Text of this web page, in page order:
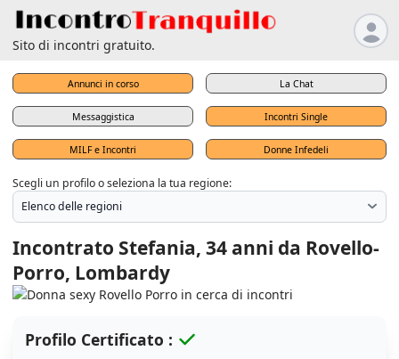
Sito di incontri gratuito.
Annunci in corso La Chat
Messaggistica Incontri Single
MILF e Incontri Donne Infedeli
Scegli un profilo o seleziona la tua regione:
Incontrato Stefania, 34 anni da Rovello-
Porro, Lombardy
Profilo Certificato :